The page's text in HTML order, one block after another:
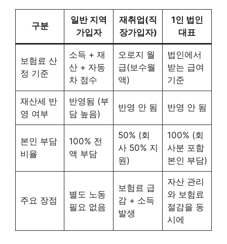
구분
일반 지역
가입자
재취업(직
장가입자)
1인 법인
대표
보험료 산
정 기준
소득 + 재
산 + 자동
차 점수
오로지 월
급(보수월
액)
법인에서
받는 급여
기준
재산세 반
영 여부
반영됨 (부
담 높음)
반영 안 됨 반영 안 됨
본인 부담
비율
100% 전
액 부담
50% (회
사 50% 지
원)
100% (회
사분 포함
본인 부담)
주요 장점
별도 노동
필요 없음
보험료 급
감 + 소득
발생
자산 관리
와 보험료
절감을 동
시에